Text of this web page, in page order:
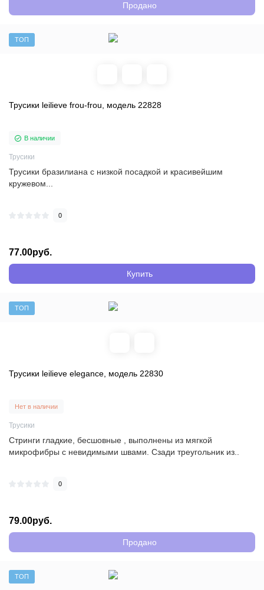
Продано
ТОП
Трусики leilieve frou-frou, модель 22828
В наличии
Трусики
Трусики бразилиана с низкой посадкой и красивейшим
кружевом...
0
77.00руб.
Купить
ТОП
Трусики leilieve elegance, модель 22830
Нет в наличии
Трусики
Стринги гладкие, бесшовные , выполнены из мягкой
микрофибры с невидимыми швами. Сзади треугольник из..
0
79.00руб.
Продано
ТОП